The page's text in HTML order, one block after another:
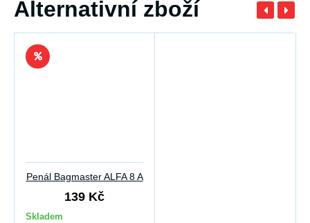
Alternativní zboží
Penál Bagmaster ALFA 8 A
139 Kč
Skladem